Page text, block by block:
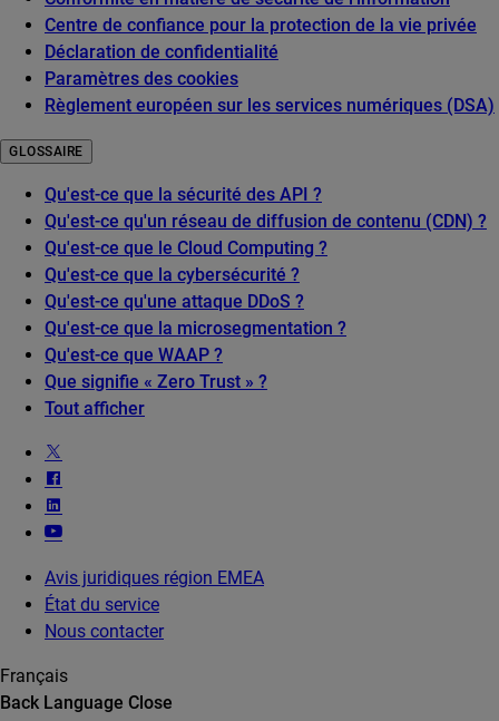
Centre de confiance pour la protection de la vie privée
Déclaration de confidentialité
Paramètres des cookies
Règlement européen sur les services numériques (DSA)
GLOSSAIRE
Qu'est-ce que la sécurité des API ?
Qu'est-ce qu'un réseau de diffusion de contenu (CDN) ?
Qu'est-ce que le Cloud Computing ?
Qu'est-ce que la cybersécurité ?
Qu'est-ce qu'une attaque DDoS ?
Qu'est-ce que la microsegmentation ?
Qu'est-ce que WAAP ?
Que signifie « Zero Trust » ?
Tout afficher
Avis juridiques région EMEA
État du service
Nous contacter
Français
Back Language Close